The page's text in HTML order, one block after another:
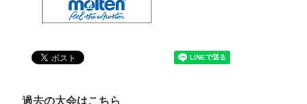
過去の大会はこちら